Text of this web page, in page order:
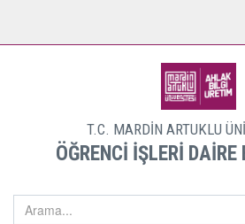
T.C. MARDİN ARTUKLU
ÖĞRENCİ İŞLERİ DAİRE